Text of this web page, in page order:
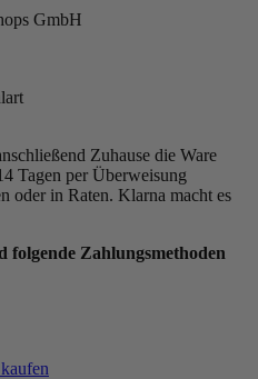
GmbH
Zuhause die Ware
Tagen per Überweisung
oder in Raten. Klarna macht es
folgende Zahlungsmethoden